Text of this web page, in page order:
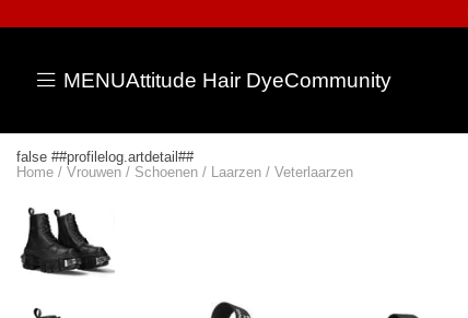
MENUAttitude Hair DyeCommunity
false ##profilelog.artdetail##
Home / Vrouwen / Schoenen / Laarzen / Veterlaarzen